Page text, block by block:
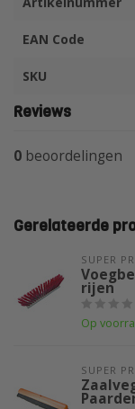
EAN Code
SKU
Reviews
0 beoordelingen
Gerelateerde
SUPER
rijen
Op
SUPER